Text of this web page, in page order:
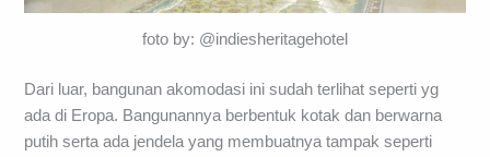
foto by: @indiesheritagehotel
Dari luar, bangunan akomodasi ini sudah terlihat seperti yg
ada di Eropa. Bangunannya berbentuk kotak dan berwarna
putih serta ada jendela yang membuatnya tampak seperti